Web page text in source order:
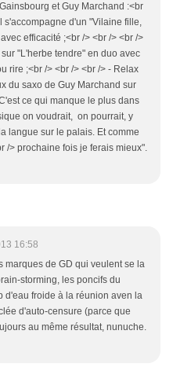
et Guy Marchand :<br
s'accompagne d'un "Vilaine fille,
efficacité ;<br /> <br /> <br />
"L'herbe tendre" en duo avec
rire ;<br /> <br /> <br /> - Relax
du saxo de Guy Marchand sur
ce qui manque le plus dans
on voudrait, on pourrait, y
langue sur le palais. Et comme
/> prochaine fois je ferais mieux".
16:58
marques de GD qui veulent se la
storming, les poncifs du
d'eau froide à la réunion aven la
d'auto-censure (parce que
au même résultat, nunuche.